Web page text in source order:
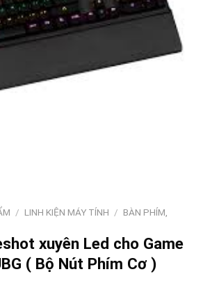
/ LINH KIỆN MÁY TÍNH / BÀN PHÍM,
xuyên Led cho Game
( Bộ Nút Phím Cơ )